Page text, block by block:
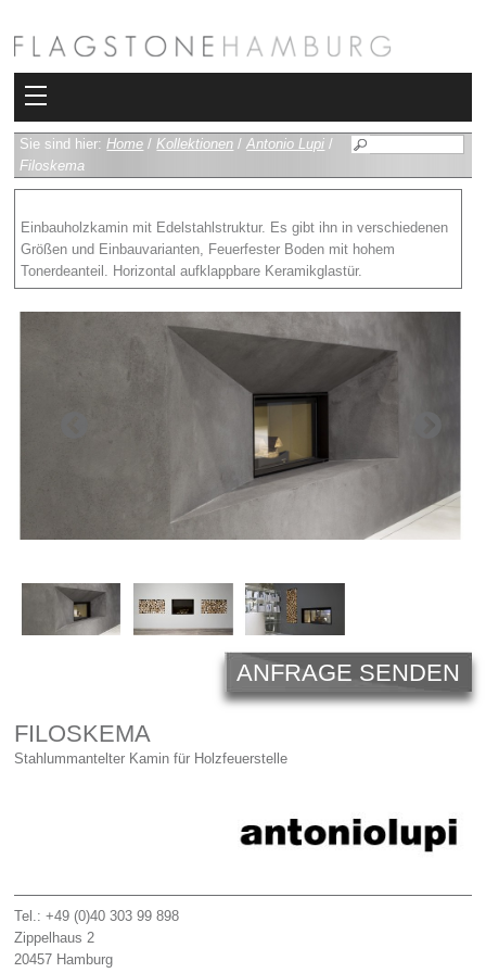
Kollektionen
Bad
Heizkörper
Fliesen
Sauna und Hamam
Carl Hansen
Outlet
Unternehmen
Sie sind hier: Home / Kollektionen /Antonio Lupi /
Filoskema
Einbauholzkamin mit Edelstahlstruktur. Es gibt ihn in verschiedenen
Größen und Einbauvarianten, Feuerfester Boden mit hohem
Tonerdeanteil. Horizontal aufklappbare Keramikglastür.
ANFRAGE SENDEN
FILOSKEMA
Stahlummantelter Kamin für Holzfeuerstelle
Tel.: +49 (0)40 303 99 898
Zippelhaus 2
20457 Hamburg